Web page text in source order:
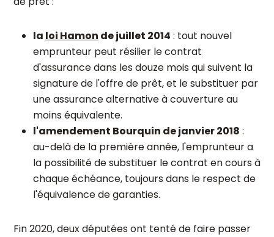
la loi Hamon de juillet 2014 : tout nouvel
emprunteur peut résilier le contrat
d'assurance dans les douze mois qui suivent la
signature de l'offre de prêt, et le substituer par
une assurance alternative à couverture au
moins équivalente.
l'amendement Bourquin de janvier 2018 :
au-delà de la première année, l'emprunteur a
la possibilité de substituer le contrat en cours à
chaque échéance, toujours dans le respect de
l'équivalence de garanties.
Fin 2020, deux députées ont tenté de faire passer